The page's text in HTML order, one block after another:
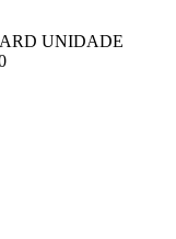
UNIDADE